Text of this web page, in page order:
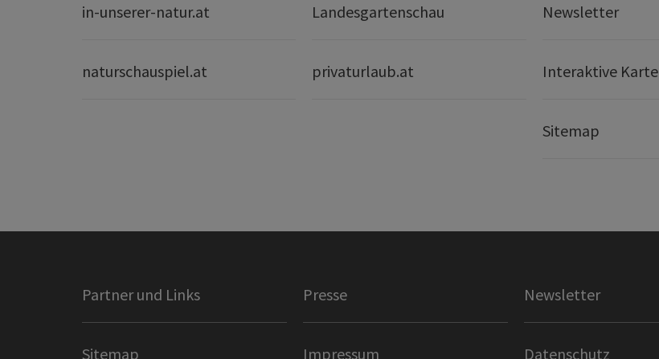
in-unserer-natur.at Landesgartenschau
naturschauspiel.at privaturlaub.at
Newsletter
Interaktive Karte
Sitemap
Partner und Links Presse Newsletter
Sitemap Impressum Datenschutz